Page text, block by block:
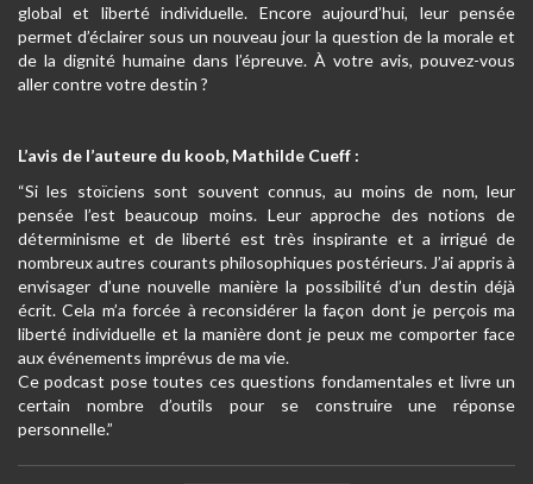
global et liberté individuelle. Encore aujourd’hui, leur pensée
permet d’éclairer sous un nouveau jour la question de la morale et
de la dignité humaine dans l’épreuve. À votre avis, pouvez-vous
aller contre votre destin ?
L’avis de l’auteure du koob, Mathilde Cueff :
“Si les stoïciens sont souvent connus, au moins de nom, leur
pensée l’est beaucoup moins. Leur approche des notions de
déterminisme et de liberté est très inspirante et a irrigué de
nombreux autres courants philosophiques postérieurs. J’ai appris à
envisager d’une nouvelle manière la possibilité d’un destin déjà
écrit. Cela m’a forcée à reconsidérer la façon dont je perçois ma
liberté individuelle et la manière dont je peux me comporter face
aux événements imprévus de ma vie.
Ce podcast pose toutes ces questions fondamentales et livre un
certain nombre d’outils pour se construire une réponse
personnelle.”